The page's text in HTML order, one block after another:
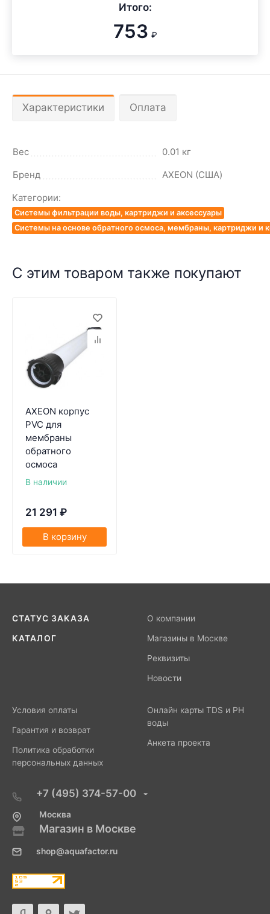
Итого:
753 ₽
Характеристики Оплата
Вес
0.01 кг
Бренд
AXEON (США)
Категории:
Системы фильтрации воды, картриджи и аксессуары
Системы на основе обратного осмоса, мембраны, картриджи и
С этим товаром также покупают
AXEON корпуc
PVC для
мембраны
обратного
осмоса
В наличии
21 291 ₽
В корзину
СТАТУС ЗАКАЗА
КАТАЛОГ
О компании
Магазины в Москве
Реквизиты
Новости
Условия оплаты
Гарантия и возврат
Политика обработки
персональных данных
Онлайн карты TDS и PH
воды
Анкета проекта
+7 (495) 374-57-00
Москва
Магазин в Москве
shop@aquafactor.ru